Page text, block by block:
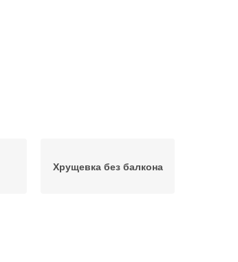
Хрущевка без балкона